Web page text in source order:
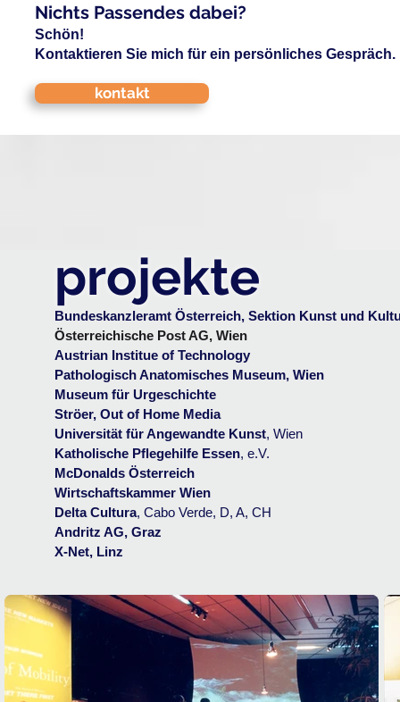
Nichts Passendes dabei?
Schön!
Kontaktieren Sie mich für ein persönliches Gespräch.
kontakt
projekte
Bundeskanzleramt Österreich, Sektion Kunst und
Österreichische Post AG, Wien
Austrian Institue of Technology
Pathologisch Anatomisches Museum, Wien
Museum für Urgeschichte
Ströer, Out of Home Media
Universität für Angewandte Kunst, Wien
Katholische Pflegehilfe Essen, e.V.
McDonalds Österreich
Wirtschaftskammer Wien
Delta Cultura, Cabo Verde, D, A, CH
Andritz AG, Graz
X-Net, Linz